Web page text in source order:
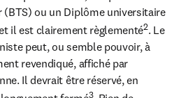
(BTS) ou un Diplôme universitaire
il est clairement règlementé2. Le
peut, ou semble pouvoir, à
revendiqué, affiché par
Il devrait être réservé, en
3